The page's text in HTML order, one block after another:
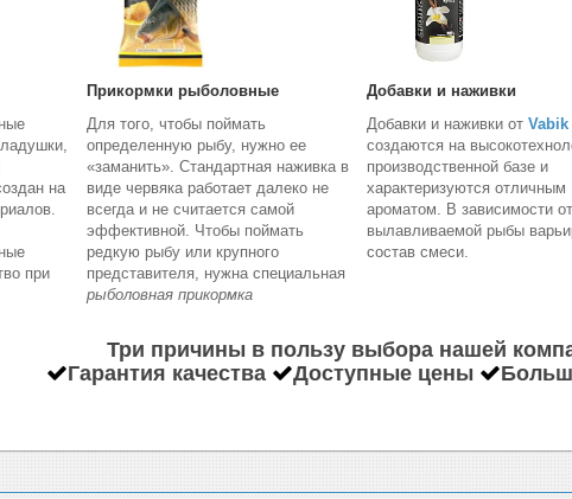
на
при
Прикормки рыболовные
Для того, чтобы поймать
определенную рыбу, нужно ее
«заманить». Стандартная наживка в
виде червяка работает далеко не
всегда и не считается самой
эффективной. Чтобы поймать
редкую рыбу или крупного
представителя, нужна специальная
рыболовная прикормка
Добавки и наживки
Добавки и наживки от Vabik
создаются на
производственной базе и
характеризуются отличным
ароматом. В зависимости
вылавливаемой рыбы
состав смеси.
Три причины в пользу выбора нашей
Гарантия качества
Доступные цены